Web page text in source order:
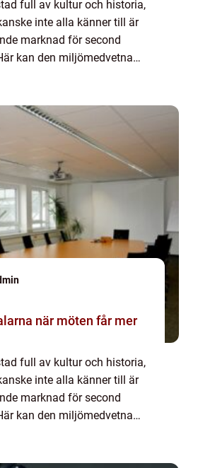
full av kultur och historia,
inte alla känner till är
marknad för second
kan den miljömedvetna
får mer
full av kultur och historia,
inte alla känner till är
marknad för second
kan den miljömedvetna